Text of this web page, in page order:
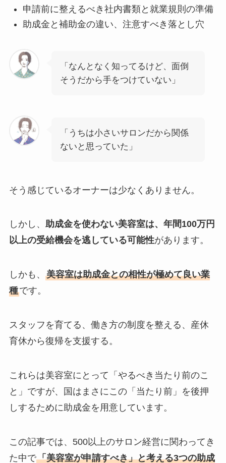
申請前に整えるべき社内書類と就業規則の準備
助成金と補助金の違い、注意すべき落とし穴
「なんとなく知ってるけど、面倒
そうだから手をつけていない」
「うちは小さいサロンだから関係
ないと思っていた」
そう感じているオーナーは少なくありません。
しかし、 助成金を使わない美容室は、年間100万円
以上の受給機会を逃している可能性があります。
しかも、 美容室は助成金との相性が極めて良い業
種です。
スタッフを育てる、働き方の制度を整える、産休
育休から復帰を支援する。
これらは美容室にとって「やるべき当たり前のこ
と」ですが、国はまさにこの「当たり前」を後押
しするために助成金を用意しています。
この記事では、500以上のサロン経営に関わってき
た中で「美容室が申請すべき」と考える3つの助成